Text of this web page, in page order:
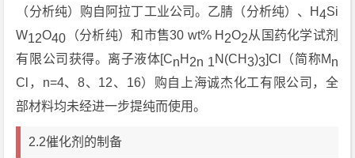
（分析纯）购自阿拉丁工业公司。乙腈（分析纯）、H4Si
W12O40 （分析纯）和市售30 wt% H 2O2从国药化学试剂
有限公司获得。离子液体[CnH 2n 1N(CH3)3]Cl（简称Mn
Cl，n=4、8、12、16）购自上海诚杰化工有限公司，全
部材料均未经进一步提纯而使用。
2.2催化剂的制备